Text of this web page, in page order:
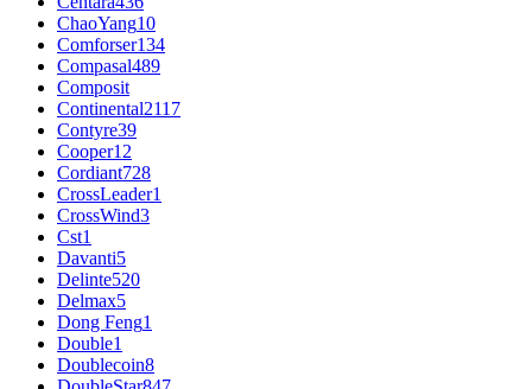
ChaoYang10
Comforser134
Compasal489
Composit
Continental2117
Contyre39
Cooper12
Cordiant728
CrossLeader1
CrossWind3
Cst1
Davanti5
Delinte520
Delmax5
Dong Feng1
Double1
Doublecoin8